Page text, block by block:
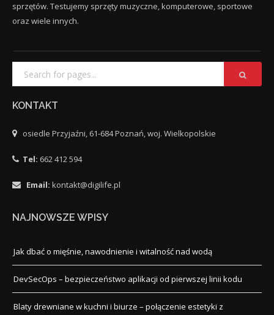
sprzętów. Testujemy sprzęty muzyczne, komputerowe, sportowe
oraz wiele innych.
KONTAKT
osiedle Przyjaźni, 61-684 Poznań, woj. Wielkopolskie
Tel: 662 412 594
Email: kontakt@digilife.pl
NAJNOWSZE WPISY
Jak dbać o mięśnie, nawodnienie i witalność nad wodą
DevSecOps – bezpieczeństwo aplikacji od pierwszej linii kodu
Blaty drewniane w kuchni i biurze – połączenie estetyki z